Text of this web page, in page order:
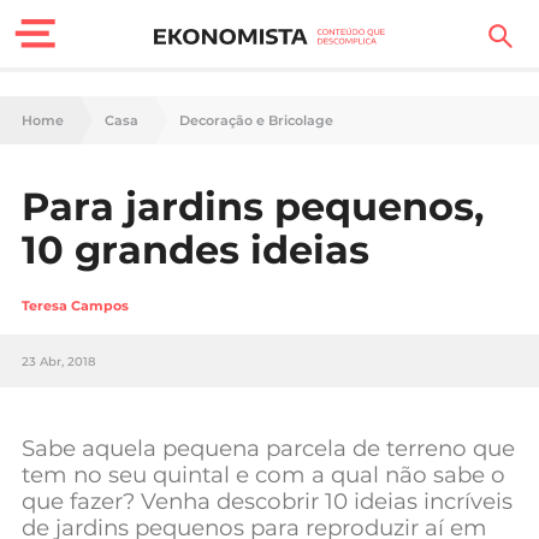
Finanças Pessoais
Carreira
Casa
Tecnologia
Negócios
Home Casa Decoração e Bricolage
Para jardins pequenos,
10 grandes ideias
Teresa Campos
23 Abr, 2018
Sabe aquela pequena parcela de terreno que
tem no seu quintal e com a qual não sabe o
que fazer? Venha descobrir 10 ideias incríveis
de jardins pequenos para reproduzir aí em